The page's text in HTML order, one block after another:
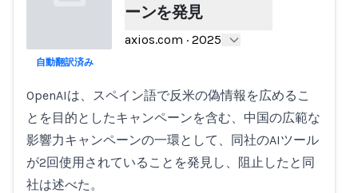
ーンを発見
axios.com · 2025
自動翻訳済み
OpenAIは、スペイン語で反米の偽情報を広めるこ
とを目的としたキャンペーンを含む、中国の広範な
影響力キャンペーンの一環として、同社のAIツール
が2回使用されていることを発見し、阻止したと同
社は述べた。